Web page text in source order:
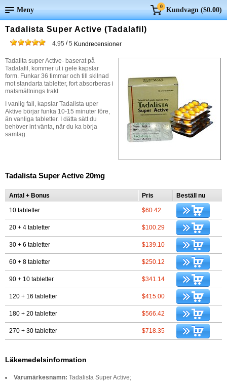
Meny 0 Kundvagn ($0.00)
Tadalista Super Active (Tadalafil)
4.95 /5 Kundrecensioner
Tadalita super Active- baserat på
Tadalafil, kommer ut i gele kapslar
form. Funkar 36 timmar och till skilnad
mot standarta tabletter, fort absorberas i
matsmältnings trakt
I vanlig fall, kapslar Tadalista uper
Aktive börjar funka 10-15 minuter före,
än vanliga tabletter. I dätta sätt du
behöver int vänta, när du ka börja
samlag.
Tadalista Super Active 20mg
Antal + Bonus Pris Beställ nu
10 tabletter $60.42
20 + 4 tabletter $100.29
30 + 6 tabletter $139.10
60 + 8 tabletter $250.12
90 + 10 tabletter $341.14
120 + 16 tabletter $415.00
180 + 20 tabletter $566.42
270 + 30 tabletter $718.35
Läkemedelsinformation
Varumärkesnamn: Tadalista Super Active;